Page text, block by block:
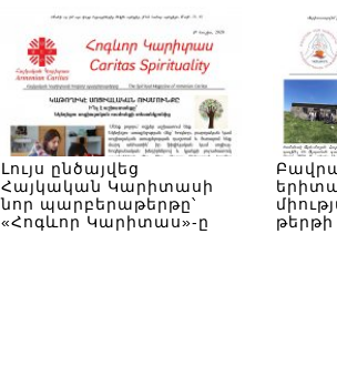
Լույս ընծայվեց
Հայկական Կարիտասի
նոր պարբերաթերթը՝
«Հոգևոր Կարիտաս»-ը